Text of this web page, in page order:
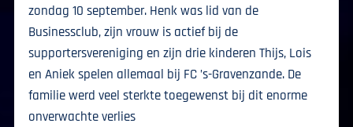
zondag 10 september. Henk was lid van de
Businessclub, zijn vrouw is actief bij de
supportersvereniging en zijn drie kinderen Thijs, Lois
en Aniek spelen allemaal bij FC ’s-Gravenzande. De
familie werd veel sterkte toegewenst bij dit enorme
onverwachte verlies